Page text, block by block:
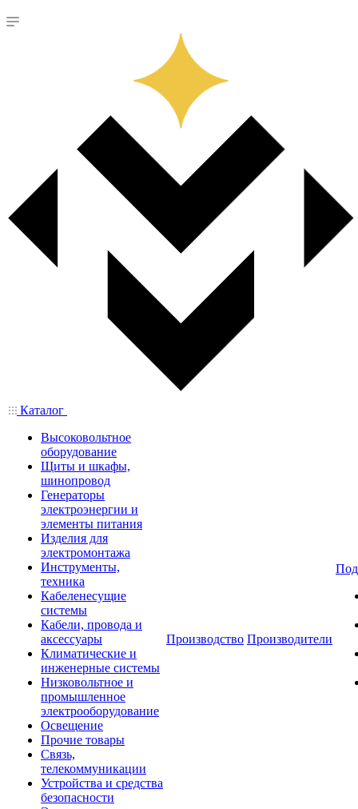
Каталог
Высоковольтное
оборудование
Щиты и шкафы,
шинопровод
Генераторы
электроэнергии и
элементы питания
Изделия для
электромонтажа
Инструменты,
техника
Кабеленесущие
системы
Кабели, провода и
аксессуары
Климатические и
инженерные системы
Низковольтное и
промышленное
электрооборудование
Освещение
Прочие товары
Связь,
телекоммуникации
Устройства и средства
безопасности
Производство Производители